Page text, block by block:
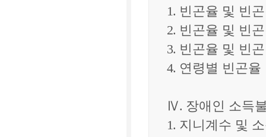
1. 빈곤율 및 빈
2. 빈곤율 및 빈
3. 빈곤율 및 빈
4. 연령별 빈곤
Ⅳ. 장애인 소득
1. 지니계수 및